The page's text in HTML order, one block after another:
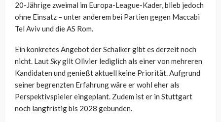
20-Jährige zweimal im Europa-League-Kader, blieb jedoch
ohne Einsatz – unter anderem bei Partien gegen Maccabi
Tel Aviv und die AS Rom.
Ein konkretes Angebot der Schalker gibt es derzeit noch
nicht. LautSkygilt Olivier lediglich als einer von mehreren
Kandidaten und genießt aktuell keine Priorität. Aufgrund
seiner begrenzten Erfahrung wäre er wohl eher als
Perspektivspieler eingeplant. Zudem ist er in Stuttgart
noch langfristig bis 2028 gebunden.